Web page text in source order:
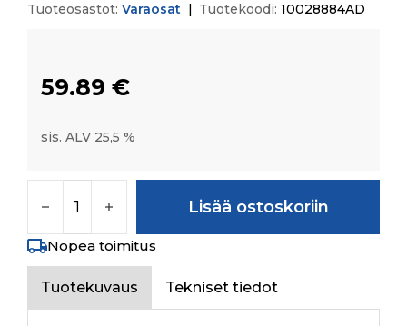
Tuoteosastot: Varaosat Tuotekoodi: 10028884AD
59.89 €
sis. ALV 25,5 %
Lisää ostoskoriin
Nopea toimitus
Tuotekuvaus Tekniset tiedot